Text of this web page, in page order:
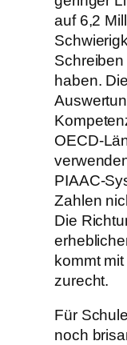
auf 6,2
haben.
OECD-
PIAAC-
Zahlen
Die
kommt
zurecht.
Für
noch